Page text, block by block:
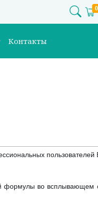
0
Контакты
пользователей
формулы во всплывающем